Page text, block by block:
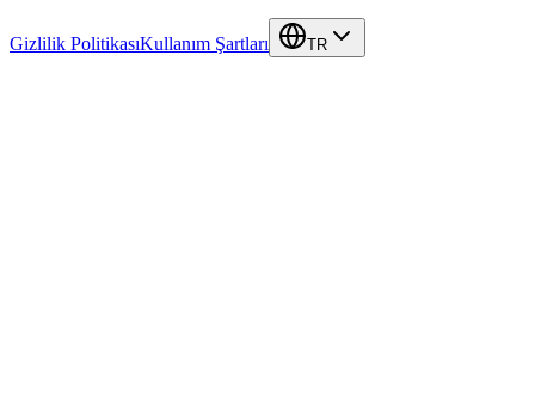
Gizlilik PolitikasıKullanım Şartları TR